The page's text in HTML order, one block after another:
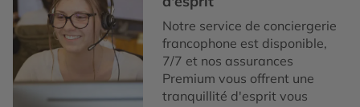
Notre service de conciergerie
francophone est disponible,
7/7 et nos assurances
Premium vous offrent une
tranquillité d'esprit vous